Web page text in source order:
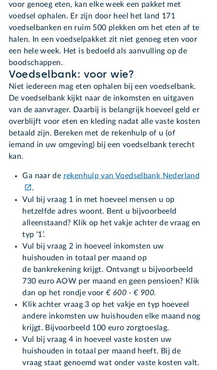
voor genoeg eten, kan elke week een pakket met
voedsel ophalen. Er zijn door heel het land 171
voedselbanken en ruim 500 plekken om het eten af te
halen. In een voedselpakket zit niet genoeg eten voor
een hele week. Het is bedoeld als aanvulling op de
boodschappen.
Voedselbank: voor wie?
Niet iedereen mag eten ophalen bij een voedselbank.
De voedselbank kijkt naar de inkomsten en uitgaven
van de aanvrager. Daarbij is belangrijk hoeveel geld er
overblijft voor eten en kleding nadat alle vaste kosten
betaald zijn. Bereken met de rekenhulp of u (of
iemand in uw omgeving) bij een voedselbank terecht
kan.
Ga naar de rekenhulp van Voedselbank Nederland
.
Vul bij vraag 1 in met hoeveel mensen u op
hetzelfde adres woont. Bent u bijvoorbeeld
alleenstaand? Klik op het vakje achter de vraag en
typ ‘1’.
Vul bij vraag 2 in hoeveel inkomsten uw
huishouden in totaal per maand op
de bankrekening krijgt. Ontvangt u bijvoorbeeld
730 euro AOW per maand en geen pensioen? Klik
dan op het rondje voor€ 600 - € 900.
Klik achter vraag 3 op het vakje en typ hoeveel
andere inkomsten uw huishouden elke maand nog
krijgt. Bijvoorbeeld 100 euro zorgtoeslag.
Vul bij vraag 4 in hoeveel vaste kosten uw
huishouden in totaal per maand heeft. Bij de
vraag staat genoemd wat onder vaste kosten valt.